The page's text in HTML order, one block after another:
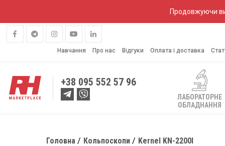
Продовжуючи
Навчання Про нас Відгуки Оплата і доставка
+38 095 552 57 96
ЛАБОРАТОРНЕ
ОБЛАДНАННЯ
Головна Кольпоскопи Kernel KN-2200І